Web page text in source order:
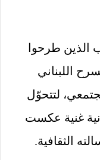
الذين طرحوا
اللبناني
لتتحوّل
غنية عكست
الثقافية.